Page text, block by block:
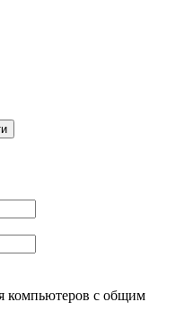
компьютеров с общим